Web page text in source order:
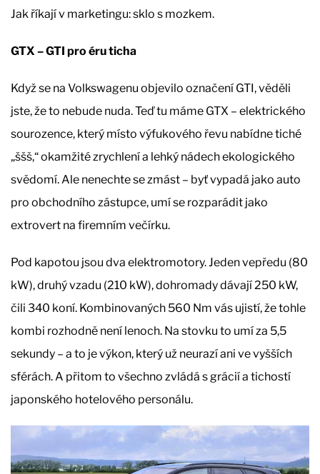
Jak říkají v marketingu: sklo s mozkem.
GTX – GTI pro éru ticha
Když se na Volkswagenu objevilo označení GTI, věděli
jste, že to nebude nuda. Teď tu máme GTX – elektrického
sourozence, který místo výfukového řevu nabídne tiché
„ššš,“ okamžité zrychlení a lehký nádech ekologického
svědomí. Ale nenechte se zmást – byť vypadá jako auto
pro obchodního zástupce, umí se rozparádit jako
extrovert na firemním večírku.
Pod kapotou jsou dva elektromotory. Jeden vepředu (80
kW), druhý vzadu (210 kW), dohromady dávají 250 kW,
čili 340 koní. Kombinovaných 560 Nm vás ujistí, že tohle
kombi rozhodně není lenoch. Na stovku to umí za 5,5
sekundy – a to je výkon, který už neurazí ani ve vyšších
sférách. A přitom to všechno zvládá s grácií a tichostí
japonského hotelového personálu.